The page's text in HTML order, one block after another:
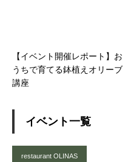
【イベント開催レポート】お
うちで育てる鉢植えオリーブ
講座
イベント一覧
restaurant OLINAS